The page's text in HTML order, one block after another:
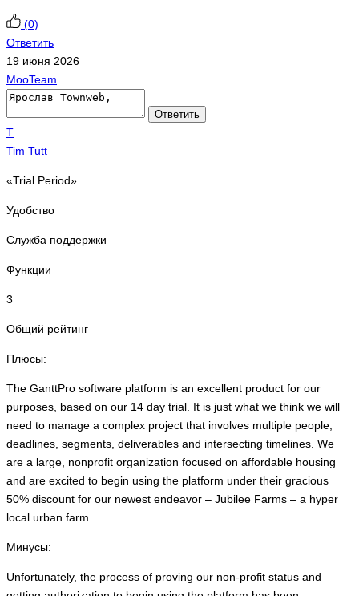
(0)
Ответить
19 июня 2026
MooTeam
Ответить
T
Tim Tutt
«Trial Period»
Удобство
Служба поддержки
Функции
3
Общий рейтинг
Плюсы:
The GanttPro software platform is an excellent product for our
purposes, based on our 14 day trial. It is just what we think we will
need to manage a complex project that involves multiple people,
deadlines, segments, deliverables and intersecting timelines. We
are a large, nonprofit organization focused on affordable housing
and are excited to begin using the platform under their gracious
50% discount for our newest endeavor – Jubilee Farms – a hyper
local urban farm.
Минусы:
Unfortunately, the process of proving our non-profit status and